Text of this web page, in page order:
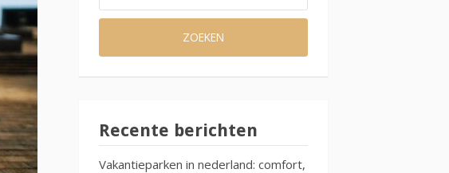
Recente berichten
Vakantieparken in nederland: comfort,